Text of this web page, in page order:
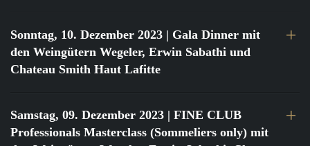
Sonntag, 10. Dezember 2023 | Gala Dinner mit
den Weingütern Wegeler, Erwin Sabathi und
Chateau Smith Haut Lafitte
Samstag, 09. Dezember 2023 | FINE CLUB
Professionals Masterclass (Sommeliers only) mit